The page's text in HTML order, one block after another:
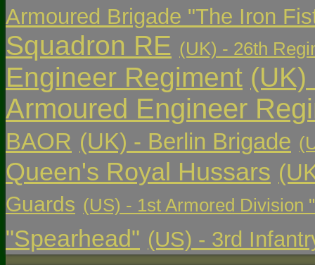
Armoured Brigade "The Iron
Squadron RE (UK) - 26th
Engineer Regiment
Armoured Engineer
BAOR (UK) - Berlin Brigade
Queen's Royal Hussars
Guards (US) - 1st Armored Division
"Spearhead" (US) - 3rd